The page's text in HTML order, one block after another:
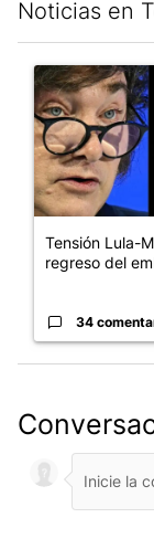
Noticias en
Un artículo de
Tensión Lula-
regreso del
34